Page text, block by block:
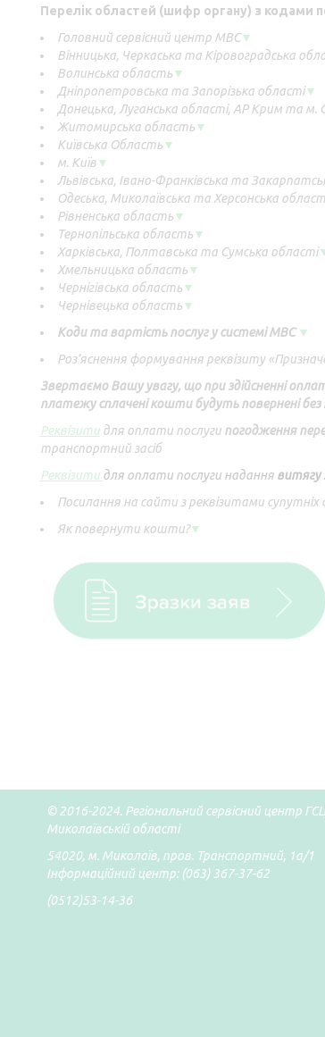
Перелік областей (шифр органу) з кодами
Головний сервісний центр МВС▼
Вінницька, Черкаська та Кіровоградська
Волинська область▼
Дніпропетровська та Запорізька області▼
Донецька, Луганська області, АР Крим та м.
Житомирська область▼
Київська Область▼
м. Київ▼
Львівська, Івано-Франківська та
Одеська, Миколаївська та Херсонська
Рівненська область▼
Тернопільська область▼
Харківська, Полтавська та Сумська області
Хмельницька область▼
Чернігівська область▼
Чернівецька область▼
Коди та вартість послуг у системі МВС ▼
Роз’яснення формування реквізиту
Звертаємо Вашу увагу, що при здійсненні
платежу сплачені кошти будуть повернені без
Реквізитидля оплати послуги погодження
транспортний засіб
Реквізити для оплати послуги надання витягу
Посилання на сайти з реквізитами
Як повернути кошти?▼
© 2016-2024. Регіональний сервісний центр
Миколаївській області
54020, м. Миколаїв, пров. Транспортний, 1а/1
Інформаційний центр: (063) 367-37-62
(0512)53-14-36